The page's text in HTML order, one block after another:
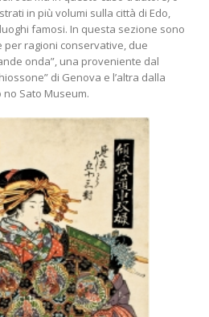
in più volumi sulla città di Edo,
famosi. In questa sezione sono
ragioni conservative, due
onda”, una proveniente dal
di Genova e l’altra dalla
Sato Museum.